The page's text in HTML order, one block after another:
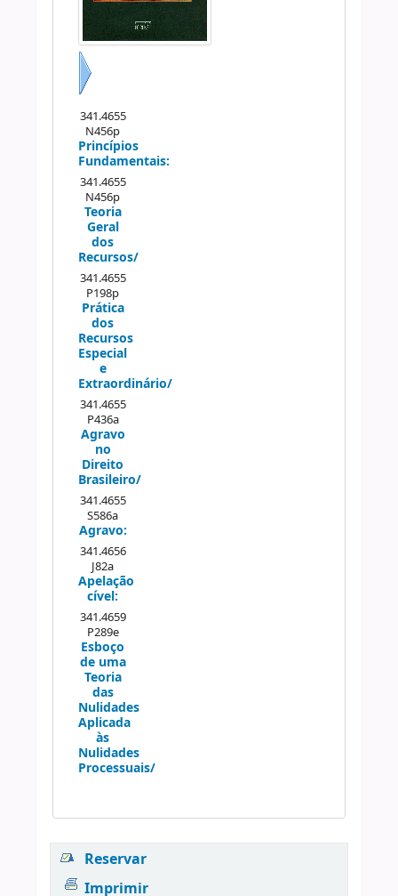
341.4655
N456p
Princípios
Fundamentais:
341.4655
N456p
Teoria
Geral
dos
Recursos/
341.4655
P198p
Prática
dos
Recursos
Especial
e
Extraordinário/
341.4655
P436a
Agravo
no
Direito
Brasileiro/
341.4655
S586a
Agravo:
341.4656
J82a
Apelação
cível:
341.4659
P289e
Esboço
de uma
Teoria
das
Nulidades
Aplicada
às
Nulidades
Processuais/
Reservar
Imprimir